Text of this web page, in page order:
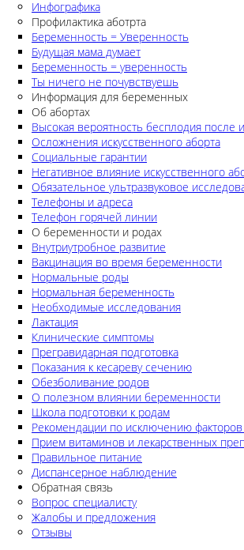
Инфографика
Профилактика аботрта
Беременность = Уверенность
Будущая мама думает
Беременность = уверенность
Ты ничего не почувствуешь
Информация для беременных
Об абортах
Высокая вероятность бесплодия после
Осложнения искусственного аборта
Социальные гарантии
Негативное влияние искусственного
Обязательное ультразвуковое
Телефоны и адреса
Телефон горячей линии
О беременности и родах
Внутриутробное развитие
Вакцинация во время беременности
Нормальные роды
Нормальная беременность
Необходимые исследования
Лактация
Клинические симптомы
Прегравидарная подготовка
Показания к кесареву сечению
Обезболивание родов
О полезном влиянии беременности
Школа подготовки к родам
Рекомендации по исключению факторов
Прием витаминов и лекарственных
Правильное питание
Диспансерное наблюдение
Обратная связь
Вопрос специалисту
Жалобы и предложения
Отзывы